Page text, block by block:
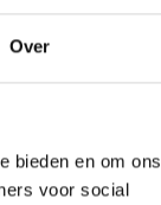
Over
bieden en om ons
voor social